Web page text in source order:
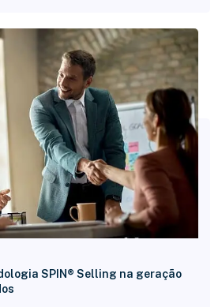
SPIN® Selling na geração